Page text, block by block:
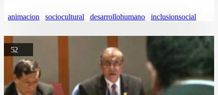
animacion sociocultural desarrollohumano inclusionsocial
52